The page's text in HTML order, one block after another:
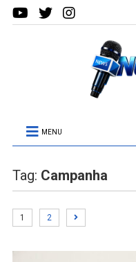
MENU
Tag: Campanha
1 2